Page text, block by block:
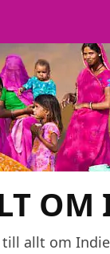
OM
allt om